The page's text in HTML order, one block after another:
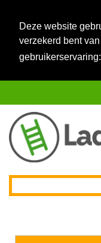
Deze website
verzekerd bent
gebruikerservaring: